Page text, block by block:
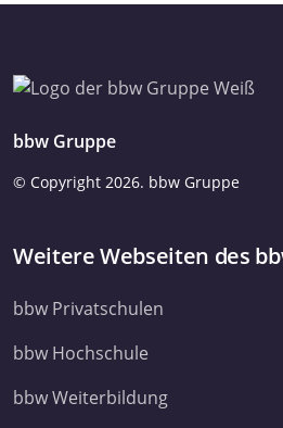
bbw Gruppe
© Copyright 2026. bbw Gruppe
Weitere Webseiten des
bbw Privatschulen
bbw Hochschule
bbw Weiterbildung